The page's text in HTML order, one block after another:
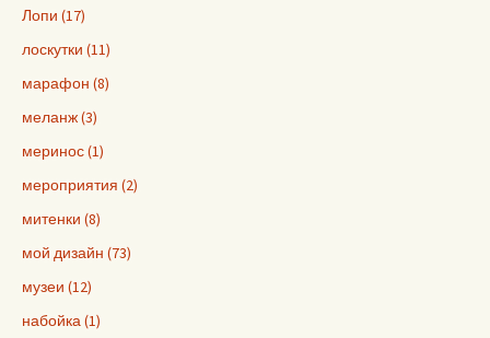
Лопи (17)
лоскутки (11)
марафон (8)
меланж (3)
меринос (1)
мероприятия (2)
митенки (8)
мой дизайн (73)
музеи (12)
набойка (1)